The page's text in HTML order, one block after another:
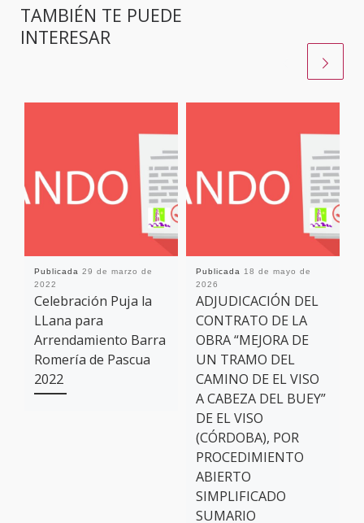
TAMBIÉN TE PUEDE
INTERESAR
Publicada 29 de marzo de
2022
Celebración Puja la
LLana para
Arrendamiento Barra
Romería de Pascua
2022
Publicada 18 de mayo de
2026
ADJUDICACIÓN DEL
CONTRATO DE LA
OBRA “MEJORA DE
UN TRAMO DEL
CAMINO DE EL VISO
A CABEZA DEL BUEY”
DE EL VISO
(CÓRDOBA), POR
PROCEDIMIENTO
ABIERTO
SIMPLIFICADO
SUMARIO